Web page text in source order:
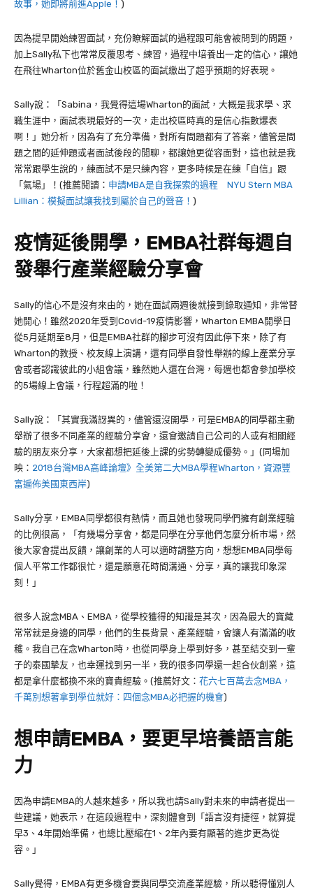
故事，她即將前進Apple！ )
因為提早開始練習面試，充份瞭解面試的過程跟可能會被問到的問題，
加上Sally私下也常常反覆思考、練習，過程中培養出一定的信心，讓她
在飛往Wharton位於舊金山校區的面試繳出了超乎預期的好表現。
Sally說：「Sabina，我覺得這場Wharton的面試，大概是我求學、求
職生涯中，面試表現最好的一次，走出校區時真的是信心指數爆表
啊！」她分析，因為有了充分準備，對所有問題都有了答案，儘管是問
題之間的延伸題或者面試後段的閒聊，都讓她更從容面對，這也就是我
常常跟學生說的，練面試不是只練內容，更多時候是在練「自信」跟
「氣場」！(推薦閱讀： 申請MBA是自我探索的過程 NYU Stern MBA
Lillian：模擬面試讓我找到屬於自己的聲音！ )
疫情延後開學，EMBA社群每週自
發舉行產業經驗分享會
Sally的信心不是沒有來由的，她在面試兩週後就接到錄取通知，非常替
她開心！雖然2020年受到Covid-19疫情影響，Wharton EMBA開學日
從5月延期至8月，但是EMBA社群的腳步可沒有因此停下來，除了有
Wharton的教授、校友線上演講，還有同學自發性舉辦的線上產業分享
會或者認識彼此的小組會議，雖然她人還在台灣，每週也都會參加學校
的5場線上會議，行程超滿的啦！
Sally說：「其實我滿訝異的，儘管還沒開學，可是EMBA的同學都主動
舉辦了很多不同產業的經驗分享會，還會邀請自己公司的人或有相關經
驗的朋友來分享，大家都想把延後上課的劣勢轉變成優勢。」(同場加
映： 2018台灣MBA高峰論壇》全美第二大MBA學程Wharton，資源豐
富遍佈美國東西岸)
Sally分享，EMBA同學都很有熱情，而且她也發現同學們擁有創業經驗
的比例很高，「有幾場分享會，都是同學在分享他們怎麼分析市場，然
後大家會提出反饋，讓創業的人可以適時調整方向，想想EMBA同學每
個人平常工作都很忙，還是願意花時間溝通、分享，真的讓我印象深
刻！」
很多人說念MBA、EMBA，從學校獲得的知識是其次，因為最大的寶藏
常常就是身邊的同學，他們的生長背景、產業經驗，會讓人有滿滿的收
穫。我自己在念Wharton時，也從同學身上學到好多，甚至結交到一輩
子的泰國摯友，也幸運找到另一半，我的很多同學還一起合伙創業，這
都是拿什麼都換不來的寶貴經驗。(推薦好文： 花六七百萬去念MBA，
千萬別想著拿到學位就好：四個念MBA必把握的機會)
想申請EMBA，要更早培養語言能
力
因為申請EMBA的人越來越多，所以我也請Sally對未來的申請者提出一
些建議，她表示，在這段過程中，深刻體會到「語言沒有捷徑，就算提
早3、4年開始準備，也總比壓縮在1、2年內要有顯著的進步更為從
容。」
Sally覺得，EMBA有更多機會要與同學交流產業經驗，所以聽得懂別人